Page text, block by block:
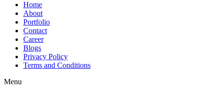
Home
About
Portfolio
Contact
Career
Blogs
Privacy Policy
Terms and Conditions
Menu